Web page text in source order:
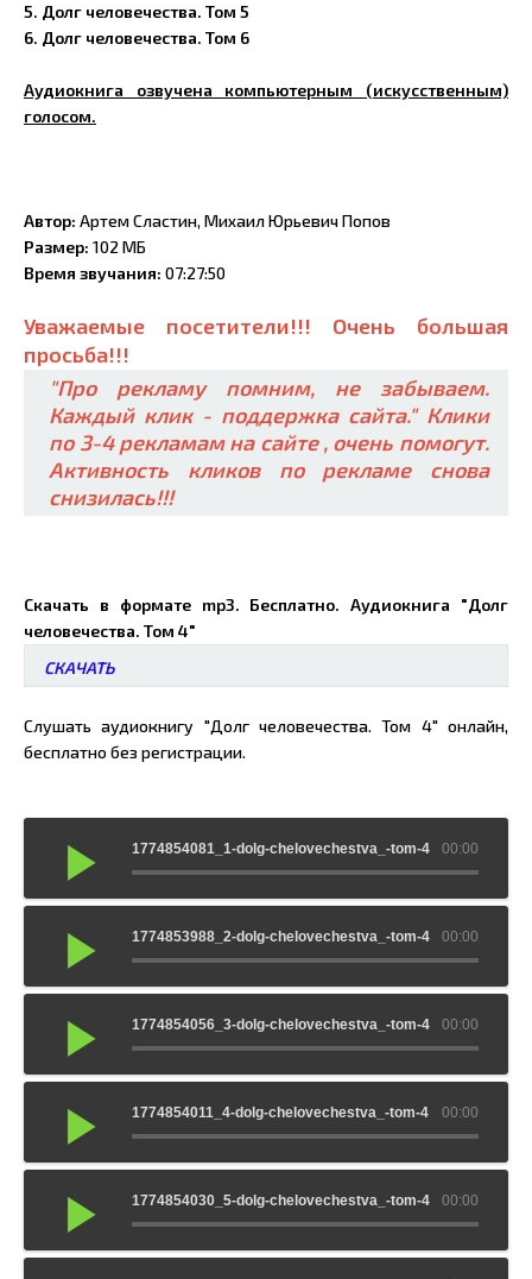
5. Долг человечества. Том 5
6. Долг человечества. Том 6
Аудиокнига озвучена компьютерным (искусственным)
голосом.
Автор: Артем Сластин, Михаил Юрьевич Попов
Размер: 102 МБ
Время звучания: 07:27:50
Уважаемые посетители!!! Очень большая
просьба!!!
"Про рекламу помним, не забываем.
Каждый клик - поддержка сайта." Клики
по 3-4 рекламам на сайте , очень помогут.
Активность кликов по рекламе снова
снизилась!!!
Скачать в формате mp3. Бесплатно. Аудиокнига "Долг
человечества. Том 4"
СКАЧАТЬ
Слушать аудиокнигу "Долг человечества. Том 4" онлайн,
бесплатно без регистрации.
00:00
1774854081_1-dolg-chelovechestva_-tom-4
00:00
1774853988_2-dolg-chelovechestva_-tom-4
00:00
1774854056_3-dolg-chelovechestva_-tom-4
00:00
1774854011_4-dolg-chelovechestva_-tom-4
00:00
1774854030_5-dolg-chelovechestva_-tom-4